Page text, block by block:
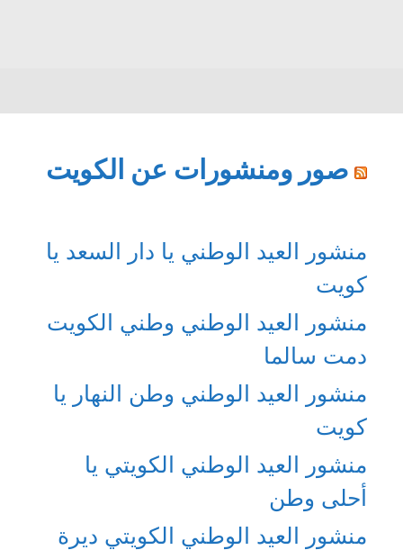
صور ومنشورات عن الكويت
منشور العيد الوطني يا دار السعد يا
كويت
منشور العيد الوطني وطني الكويت
دمت سالما
منشور العيد الوطني وطن النهار يا
كويت
منشور العيد الوطني الكويتي يا
أحلى وطن
منشور العيد الوطني الكويتي ديرة